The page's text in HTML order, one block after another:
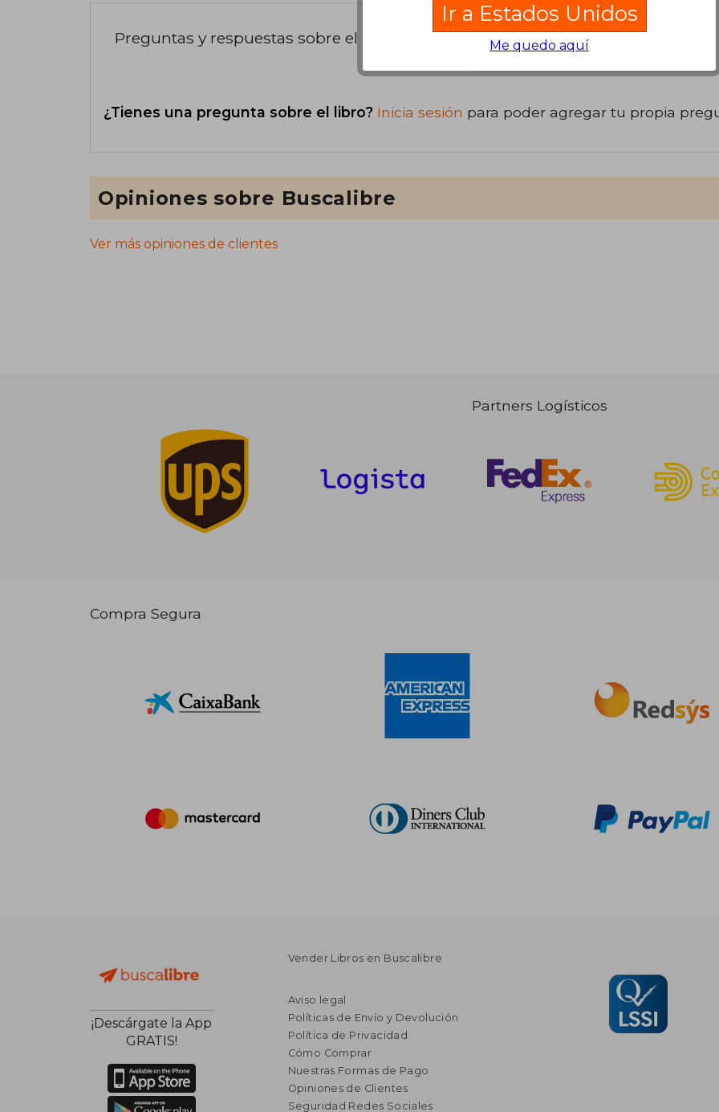
Preguntas y respuestas sobre el libro
¿Tienes una pregunta sobre el libro? Inicia sesión para poder agregar tu propia
Opiniones sobre Buscalibre
Ver más opiniones de clientes
Partners Logísticos
Compra Segura
¡Descárgate la App
GRATIS!
Vender Libros en Buscalibre
Aviso legal
Políticas de Envío y Devolución
Política de Privacidad
Cómo Comprar
Nuestras Formas de Pago
Opiniones de Clientes
Seguridad Redes Sociales
Ir a Estados Unidos
Me quedo aquí